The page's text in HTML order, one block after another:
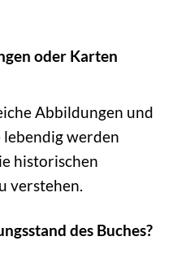
oder Karten
Abbildungen und
lebendig werden
historischen
verstehen.
des Buches?